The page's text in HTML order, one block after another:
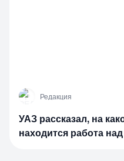
Р Редакция
УАЗ рассказал, на
находится работа